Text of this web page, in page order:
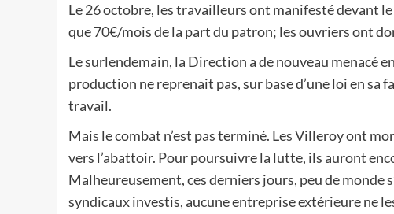
Le 26 octobre, les travailleurs ont manifesté devant
que 70€/mois de la part du patron; les ouvriers ont
Le surlendemain, la Direction a de nouveau menacé
production ne reprenait pas, sur base d’une loi en sa
travail.
Mais le combat n’est pas terminé. Les Villeroy ont
vers l’abattoir. Pour poursuivre la lutte, ils auront
Malheureusement, ces derniers jours, peu de monde
syndicaux investis, aucune entreprise extérieure ne